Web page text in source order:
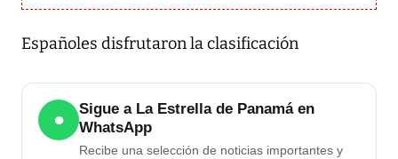
Españoles disfrutaron la clasificación
●
Sigue a La Estrella de Panamá en
WhatsApp
Recibe una selección de noticias importantes y